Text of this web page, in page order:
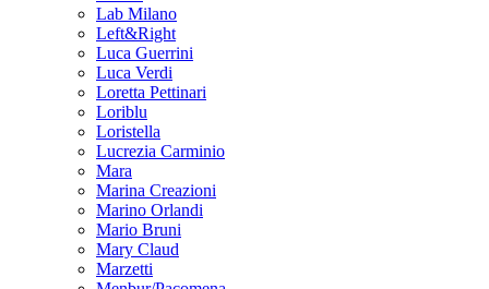
Lab Milano
Left&Right
Luca Guerrini
Luca Verdi
Loretta Pettinari
Loriblu
Loristella
Lucrezia Carminio
Mara
Marina Creazioni
Marino Orlandi
Mario Bruni
Mary Claud
Marzetti